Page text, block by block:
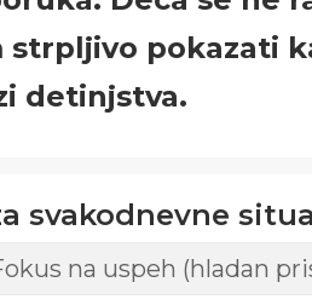
strpljivo pokazati
detinjstva.
svakodnevne
na uspeh (hladan